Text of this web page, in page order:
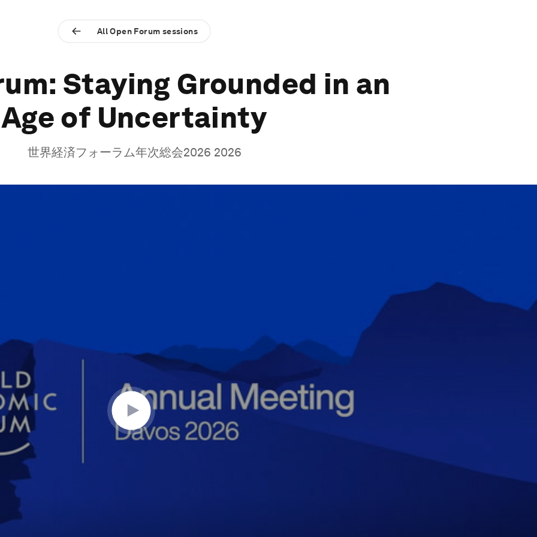
All Open Forum sessions
Staying Grounded in an
Age of Uncertainty
世界経済フォーラム年次総会2026 2026